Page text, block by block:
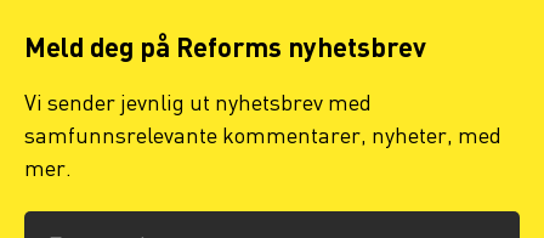
Meld deg på Reforms nyhetsbrev
Vi sender jevnlig ut nyhetsbrev med
samfunnsrelevante kommentarer, nyheter, med
mer.